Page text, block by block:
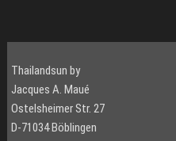
Thailandsun by
Jacques A. Maué
Ostelsheimer Str. 27
D-71034 Böblingen